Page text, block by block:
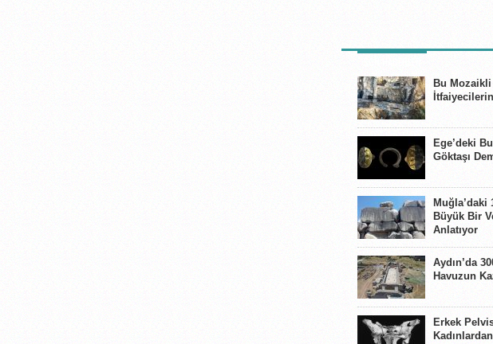
Bu Mozaikli
Ege’deki
Göktaşı
Muğla’daki
Büyük Bir
Anlatıyor
Aydın’da
Havuzun
Erkek